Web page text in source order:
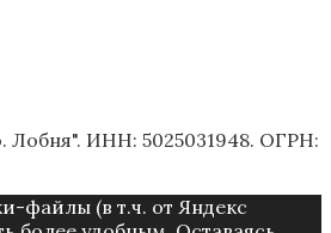
Лобня". ИНН: 5025031948. ОГРН:
фaйлы (в т.ч. от Яндекс